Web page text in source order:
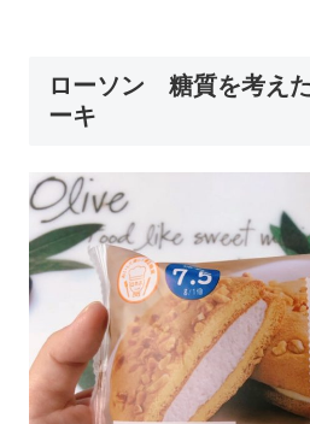
ローソン 糖質を考え
ーキ